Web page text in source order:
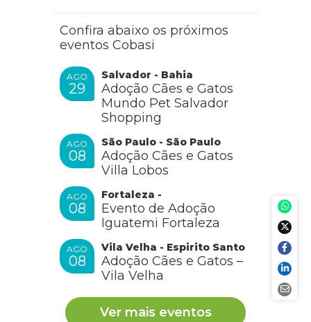
Confira abaixo os próximos
eventos Cobasi
AGO
29
Salvador - Bahia
Adoção Cães e Gatos
Mundo Pet Salvador
Shopping
AGO
08
São Paulo - São Paulo
Adoção Cães e Gatos
Villa Lobos
AGO
08
Fortaleza -
Evento de Adoção
Iguatemi Fortaleza
AGO
08
Vila Velha - Espirito Santo
Adoção Cães e Gatos –
Vila Velha
Ver mais eventos